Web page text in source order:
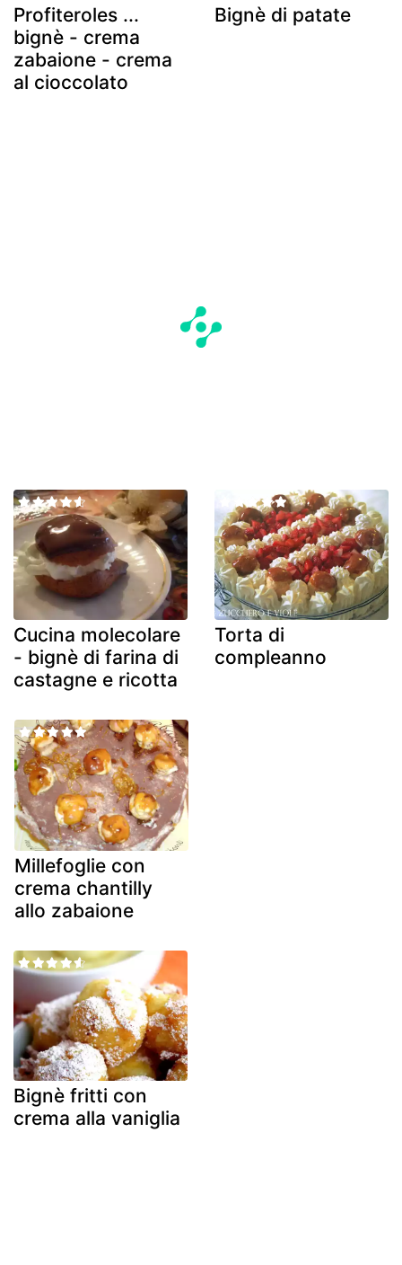
Profiteroles ...
bignè - crema
zabaione - crema
al cioccolato
Bignè di patate
Cucina molecolare
- bignè di farina di
castagne e ricotta
Torta di
compleanno
Millefoglie con
crema chantilly
allo zabaione
Bignè fritti con
crema alla vaniglia